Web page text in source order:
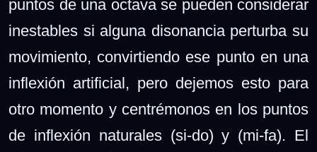
puntos de una octava se pueden considerar
inestables si alguna disonancia perturba su
movimiento, convirtiendo ese punto en una
inflexión artificial, pero dejemos esto para
otro momento y centrémonos en los puntos
de inflexión naturales (si-do) y (mi-fa). El